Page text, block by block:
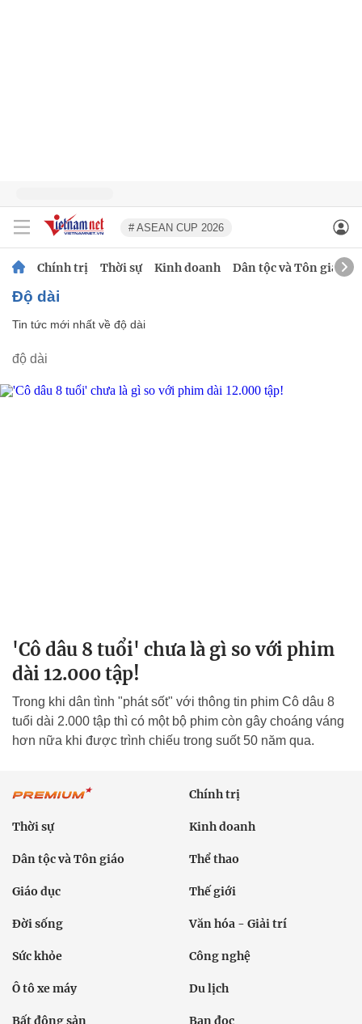
# ASEAN CUP 2026
Chính trị Thời sự Kinh doanh Dân tộc và Tôn giáo
độ dài
Tin tức mới nhất về độ dài
độ dài
'Cô dâu 8 tuổi' chưa là gì so với phim
dài 12.000 tập!
Trong khi dân tình "phát sốt" với thông tin phim Cô dâu 8
tuổi dài 2.000 tập thì có một bộ phim còn gây choáng váng
hơn nữa khi được trình chiếu trong suốt 50 năm qua.
Chính trị
Thời sự Kinh doanh
Dân tộc và Tôn giáo Thể thao
Giáo dục Thế giới
Đời sống Văn hóa - Giải trí
Sức khỏe Công nghệ
Ô tô xe máy Du lịch